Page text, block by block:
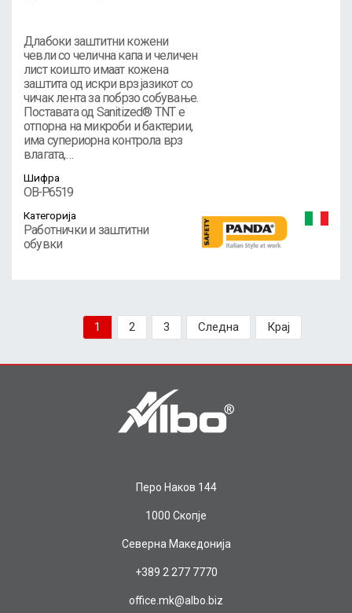
Длабоки заштитни кожени
чевли со челична капа и челичен
лист коишто имаат кожена
заштита од искри врз јазикот со
чичак лента за побрзо собување.
Поставата од Sanitized® TNT е
отпорна на микроби и бактерии,
има супериорна контрола врз
влагата,…
Шифра
OB-P6519
Категорија
Работнички и заштитни
обувки
1 2 3 Следна Крај
Перо Наков 144
1000 Скопје
Северна Македонија
+389 2 277 7770
office.mk@albo.biz